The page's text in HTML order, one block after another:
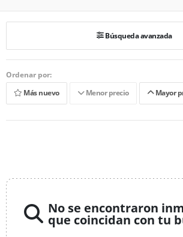
Búsqueda avanzada
Ordenar por:
Más nuevo
Menor precio Mayor
No se encontraron
que coincidan con tu